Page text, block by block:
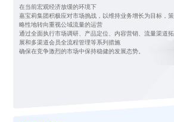
在当前宏观经济放缓的环境下
嘉宝莉集团积极应对市场挑战，以维持业务增长为目标，策
略性地转向重视公域流量的运营
通过全面执行市场调研、产品定位、内容营销、流量渠道拓
展和多渠道会员全流程管理等系列措施
确保在竞争激烈的市场中保持稳健的发展态势。